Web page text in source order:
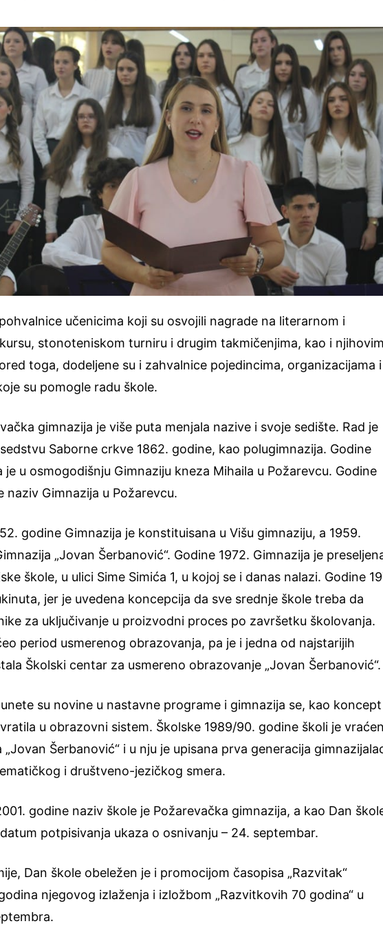
učenicima koji su osvojili nagrade na literarnom i
stonoteniskom turniru i drugim takmičenjima, kao i
toga, dodeljene su i zahvalnice pojedincima, organizacijama i
su pomogle radu škole.
gimnazija je više puta menjala nazive i svoje sedište. Rad je
Saborne crkve 1862. godine, kao polugimnazija. Godine
je u osmogodišnju Gimnaziju kneza Mihaila u Požarevcu. Godine
naziv Gimnazija u Požarevcu.
godine Gimnazija je konstituisana u Višu gimnaziju, a 1959.
„Jovan Šerbanović“. Godine 1972. Gimnazija je
škole, u ulici Sime Simića 1, u kojoj se i danas nalazi. Godine
jer je uvedena koncepcija da sve srednje škole treba da
za uključivanje u proizvodni proces po završetku školovanja.
period usmerenog obrazovanja, pa je i jedna od najstarijih
Školski centar za usmereno obrazovanje „Jovan Šerbanović“.
su novine u nastavne programe i gimnazija se, kao koncept
u obrazovni sistem. Školske 1989/90. godine školi je
„Jovan Šerbanović“ i u nju je upisana prva generacija
i društveno-jezičkog smera.
godine naziv škole je Požarevačka gimnazija, a kao Dan
potpisivanja ukaza o osnivanju – 24. septembar.
Dan škole obeležen je i promocijom časopisa „Razvitak“
njegovog izlaženja i izložbom „Razvitkovih 70 godina“ u